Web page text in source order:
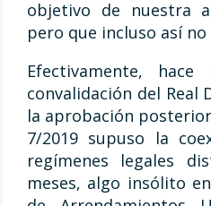
objetivo de nuestra
pero que incluso así
Efectivamente,
convalidación del Real
la aprobación
7/2019 supuso la
regímenes legales
meses, algo insólito